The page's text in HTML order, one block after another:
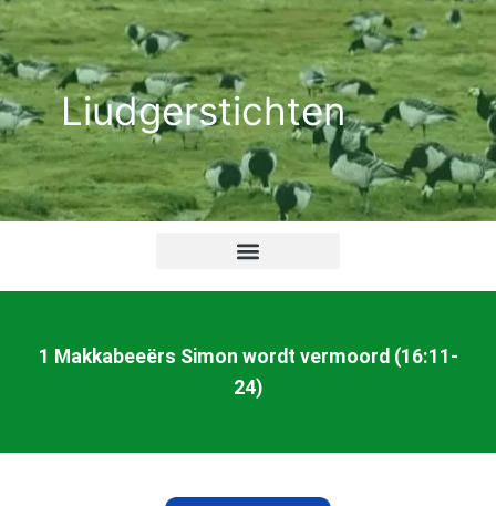
Ga
naar
de
inhoudLiudgerstichten
1 Makkabeeërs Simon wordt vermoord (16:11-
24)